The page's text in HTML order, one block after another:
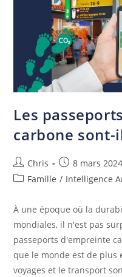
Les
carbone sont-
Chris
8 mars 2024
Famille / Intelligence
À une époque où la
mondiales, il n'est pas
passeports d'empreinte
que le monde est de plus
voyages et le transport